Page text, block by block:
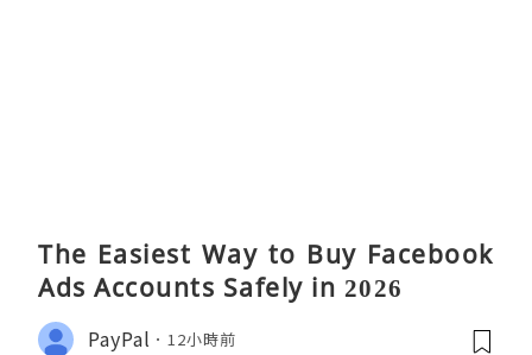
The Easiest Way to Buy Facebook
Ads Accounts Safely in 2026
PayPal 12小時前